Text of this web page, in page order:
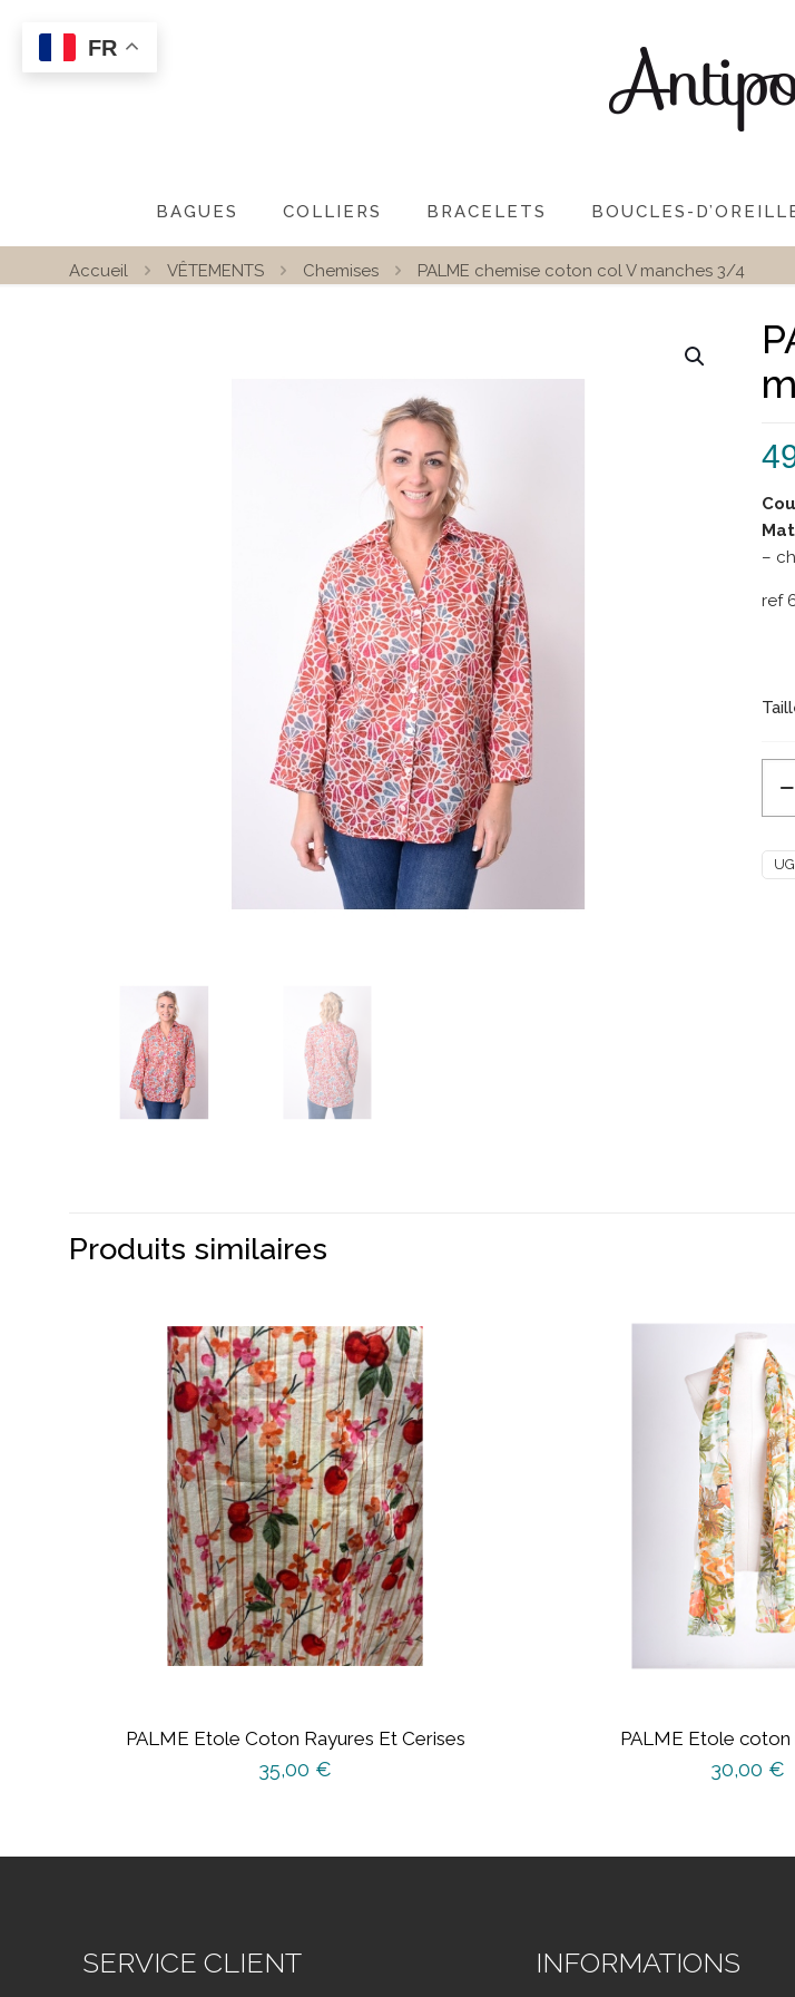
BAGUES COLLIERS BRACELETS BOUCLES-
Accueil VÊTEMENTS Chemises PALME chemise coton col V manches 3/4
–
ref
Produits similaires
PALME Etole Coton Rayures Et Cerises
35,00 €
PALME Etole coton
30,00 €
SERVICE CLIENT INFORMATIONS
FR